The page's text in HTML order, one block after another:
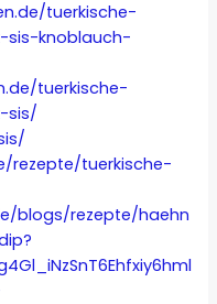
tuerkische-
sis-knoblauch-
tuerkische-
sis/
rezepte/tuerkische-
blogs/rezepte/haehn